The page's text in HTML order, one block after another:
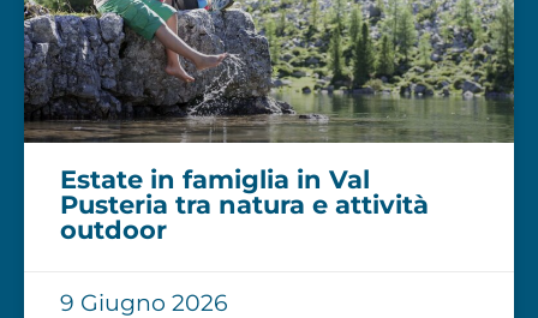
Estate in famiglia in Val
Pusteria tra natura e attività
outdoor
9 Giugno 2026